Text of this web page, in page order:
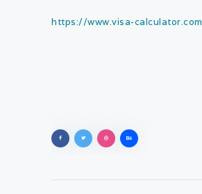
https://www.visa-calculator.com